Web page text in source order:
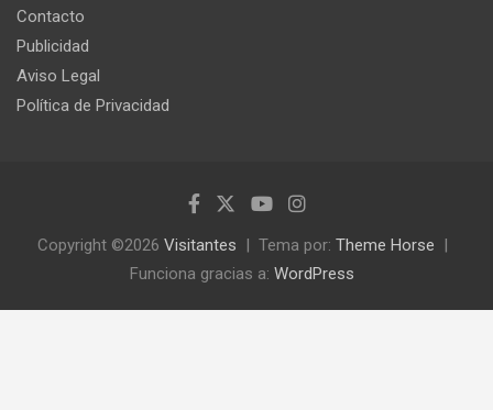
Contacto
Publicidad
Aviso Legal
Política de Privacidad
Copyright ©2026 Visitantes Tema por: Theme Horse
Funciona gracias a: WordPress